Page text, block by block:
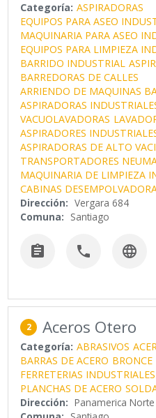
Categoría: ASPIRADORAS
EQUIPOS PARA ASEO
MAQUINARIA PARA ASEO
EQUIPOS PARA LIMPIEZA
BARRIDO INDUSTRIAL
BARREDORAS DE CALLES
ARRIENDO DE MAQUINAS
ASPIRADORAS
VACUOLAVADORAS
ASPIRADORES
ASPIRADORAS DE ALTO
TRANSPORTADORES
MAQUINARIA DE LIMPIEZA
CABINAS
Dirección: Vergara 684
Comuna: Santiago
  
2 Aceros Otero
Categoría: ABRASIVOS
BARRAS DE ACERO BRONCE
FERRETERIAS INDUSTRIALES
PLANCHAS DE ACERO
Dirección: Panamerica